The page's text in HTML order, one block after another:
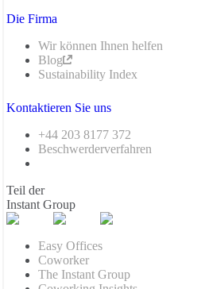
Die Firma
Wir können Ihnen helfen
Blog
Sustainability Index
Kontaktieren Sie uns
+44 203 8177 372
Beschwerderverfahren
Teil der
Instant Group
Easy Offices
Coworker
The Instant Group